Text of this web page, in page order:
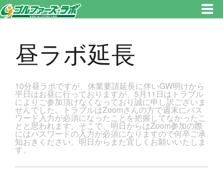
ッスン！
昼ラボ延長
10分昼ラボですが、休業要請延長に伴いGW明けから
平日はお昼に行っておりますが、5月11日はトラブル
によりご参加頂けなくなっており誠に申し訳ございま
せんでした。トラブルはZoomさんの方で週末にパス
ワード入力が必須になったことを把握してなかったこ
とと思われます。そこで、明日からはZoom参加の際
にはパスワードの入力が必須になりますので何卒ご承
知おきください。明日からまた宜しくお願いいたしま
す。